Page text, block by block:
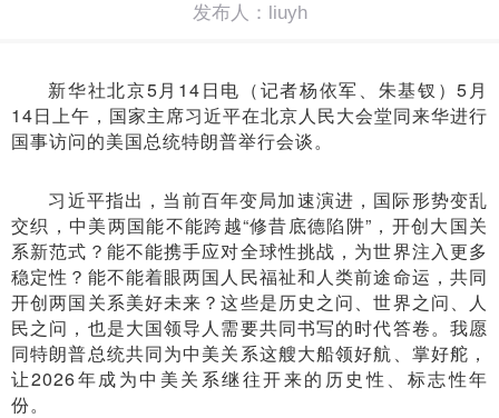
发布人：liuyh
新华社北京5月14日电（记者杨依军、朱基钗）5月
14日上午，国家主席习近平在北京人民大会堂同来华进行
国事访问的美国总统特朗普举行会谈。
习近平指出，当前百年变局加速演进，国际形势变乱
交织，中美两国能不能跨越“修昔底德陷阱”，开创大国关
系新范式？能不能携手应对全球性挑战，为世界注入更多
稳定性？能不能着眼两国人民福祉和人类前途命运，共同
开创两国关系美好未来？这些是历史之问、世界之问、人
民之问，也是大国领导人需要共同书写的时代答卷。我愿
同特朗普总统共同为中美关系这艘大船领好航、掌好舵，
让2026年成为中美关系继往开来的历史性、标志性年
份。